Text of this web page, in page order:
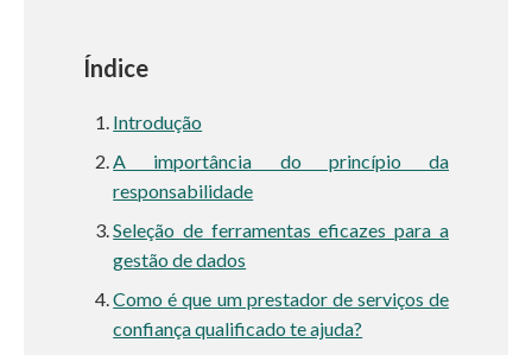
Índice
Introdução
A importância do princípio da
responsabilidade
Seleção de ferramentas eficazes para a
gestão de dados
Como é que um prestador de serviços de
confiança qualificado te ajuda?